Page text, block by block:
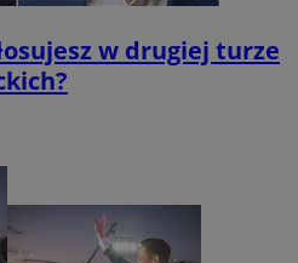
w drugiej turze